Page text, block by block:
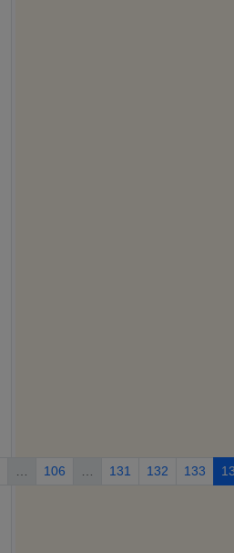
… 106 … 131 132 133